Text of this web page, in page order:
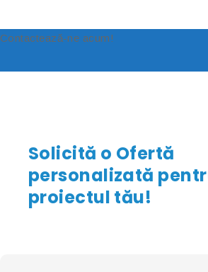
Contactează-ne acum!
Solicită o Ofertă
personalizată
proiectul tău!